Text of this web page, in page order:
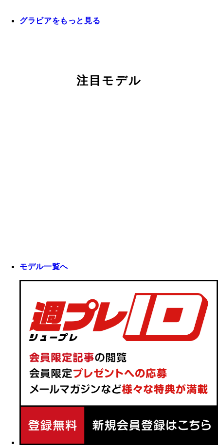
グラビアをもっと見る
注目モデル
モデル一覧へ